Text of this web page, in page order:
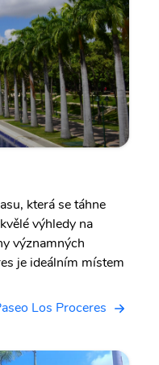
která se táhne
výhledy na
významných
je ideálním místem
Los Proceres